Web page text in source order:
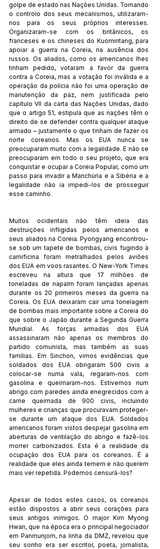
golpe de estado nas Nações Unidas. Tomando
o controlo dos seus mecanismos, utilizaram-
nos para os seus próprios interesses.
Organizaram-se com os britânicos, os
franceses e os chineses do Kuomintang, para
apoiar a guerra na Coreia, na ausência dos
russos. Os aliados, como os americanos lhes
tinham pedido, votaram a favor da guerra
contra a Coreia, mas a votação foi inválida e a
operação da polícia não foi uma operação de
manutenção da paz, nem justificada pelo
capítulo VII da carta das Nações Unidas, dado
que o artigo 51, estipula que as nações têm o
direito de se defender contra qualquer ataque
armado – justamente o que tinham de fazer os
norte coreanos. Mas os EUA nunca se
preocuparam muito com a legalidade. E não se
preocuparam em todo o seu projeto, que era
conquistar e ocupar a Coreia Popular, como um
passo para invadir a Manchúria e a Sibéria e a
legalidade não ia impedi-los de prosseguir
esse caminho.
Muitos ocidentais não têm ideia das
destruições infligidas pelos americanos e
seus aliados na Coreia. Pyongyang encontrou-
se sob um tapete de bombas, civis fugindo à
carnificina foram metralhados pelos aviões
dos EUA em voos rasantes. O New-York Times
escreveu na altura que 17 milhões de
toneladas de napalm foram lançadas apenas
durante os 20 primeiros meses da guerra na
Coreia. Os EUA deixaram cair uma tonelagem
de bombas mais importante sobre a Coreia do
que sobre o Japão durante a Segunda Guerra
Mundial. As forças armadas dos EUA
assassinaram não apenas os membros do
partido comunista, mas também as suas
famílias. Em Sinchon, vimos evidências que
soldados dos EUA obrigaram 500 civis a
colocar-se numa vala, regaram-nos com
gasolina e queimaram-nos. Estivemos num
abrigo com paredes ainda enegrecidos com a
carne queimada de 900 civis, incluindo
mulheres e crianças que procuravam proteger-
se durante um ataque dos EUA. Soldados
americanos foram vistos despejar gasolina em
aberturas de ventilação do abrigo e fazê-los
morrer carbonizados. Esta é a realidade da
ocupação dos EUA para os coreanos. É a
realidade que eles ainda temem e não querem
mais ver repetida. Podemos censurá-los?
Apesar de todos estes casos, os coreanos
estão dispostos a abrir seus corações para
seus antigos inimigos. O major Kim Myong
Hwan, que na época era o principal negociador
em Panmunjom, na linha da DMZ, revelou que
seu sonho era ser escritor, poeta, jornalista,